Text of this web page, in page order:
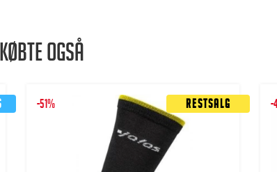
også
Restsalg
-51% -